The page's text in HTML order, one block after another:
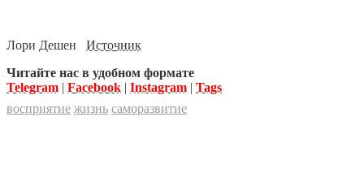
Лори Дешен Источник
Читайте нас в удобном формате
Telegram
Facebook Instagram
Tags
восприятие жизнь саморазвитие